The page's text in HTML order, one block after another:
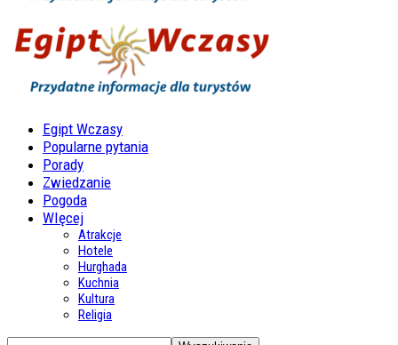
Egipt Wczasy
Popularne pytania
Porady
Zwiedzanie
Pogoda
WIęcej
Atrakcje
Hotele
Hurghada
Kuchnia
Kultura
Religia